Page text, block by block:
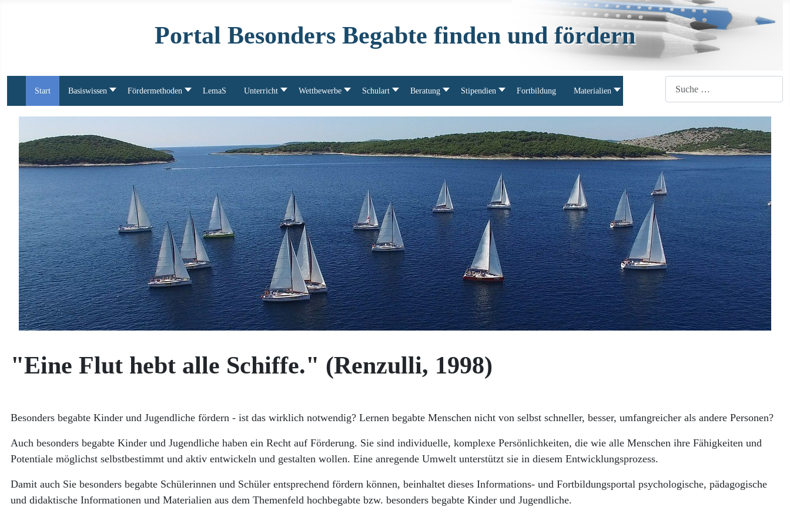
Portal Besonders Begabte finden und fördern
Start Basiswissen Fördermethoden LemaS Unterricht Wettbewerbe Schulart Beratung Stipendien Fortbildung Materialien
Suchen
"Eine Flut hebt alle Schiffe." (Renzulli, 1998)
Besonders begabte Kinder und Jugendliche fördern - ist das wirklich notwendig? Lernen begabte Menschen nicht von selbst schneller, besser, umfangreicher als andere Personen?
Auch besonders begabte Kinder und Jugendliche haben ein Recht auf Förderung. Sie sind individuelle, komplexe Persönlichkeiten, die wie alle Menschen ihre Fähigkeiten und
Potentiale möglichst selbstbestimmt und aktiv entwickeln und gestalten wollen. Eine anregende Umwelt unterstützt sie in diesem Entwicklungsprozess.
Damit auch Sie besonders begabte Schülerinnen und Schüler entsprechend fördern können, beinhaltet dieses Informations- und Fortbildungsportal psychologische, pädagogische
und didaktische Informationen und Materialien aus dem Themenfeld hochbegabte bzw. besonders begabte Kinder und Jugendliche.